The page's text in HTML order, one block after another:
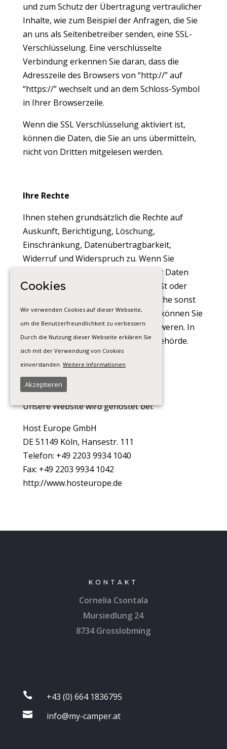
und zum Schutz der Übertragung vertraulicher
Inhalte, wie zum Beispiel der Anfragen, die Sie
an uns als Seitenbetreiber senden, eine SSL-
Verschlüsselung. Eine verschlüsselte
Verbindung erkennen Sie daran, dass die
Adresszeile des Browsers von “http://” auf
“https://” wechselt und an dem Schloss-Symbol
in Ihrer Browserzeile.
Wenn die SSL Verschlüsselung aktiviert ist,
können die Daten, die Sie an uns übermitteln,
nicht von Dritten mitgelesen werden.
Ihre Rechte
Ihnen stehen grundsätzlich die Rechte auf
Auskunft, Berichtigung, Löschung,
Einschränkung, Datenübertragbarkeit,
Widerruf und Widerspruch zu. Wenn Sie
glauben, dass die Verarbeitung Ihrer Daten
gegen das Datenschutzrecht verstößt oder
Ihre datenschutzrechtlichen Ansprüche sonst
in einer Weise verletzt worden sind, können Sie
sich bei der Aufsichtsbehörde beschweren. In
Österreich ist dies die Datenschutzbehörde.
Online Server
Unsere Website wird gehostet bei:
Host Europe GmbH
DE 51149 Köln, Hansestr. 111
Telefon: +49 2203 9934 1040
Fax: +49 2203 9934 1042
http://www.hosteurope.de
KONTAKT
Cornelia Csontala
Mursiedlung 24
8734 Grosslobming
 +43 (0) 664 1836795
 info@my-camper.at
Cookies
Wir verwenden Cookies auf dieser Webseite,
um die Benutzerfreundlichkeit zu verbessern.
Durch die Nutzung dieser Webseite erklären Sie
sich mit der Verwendung von Cookies
einverstanden. Weitere Informationen
Akzeptieren